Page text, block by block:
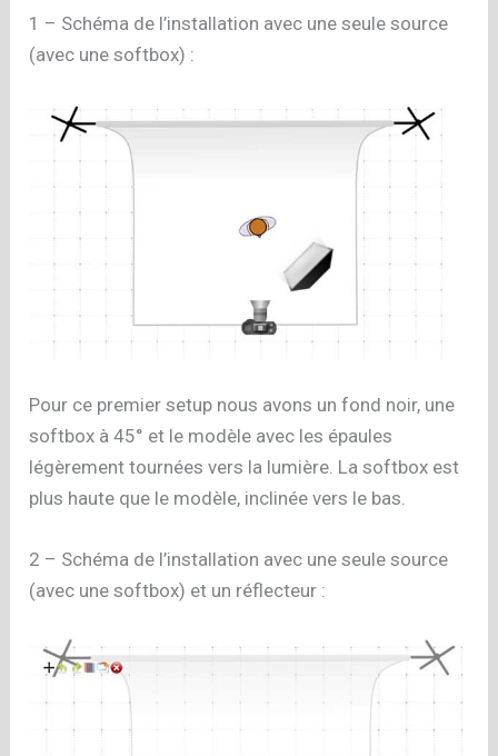
1 – Schéma de l’installation avec une seule source
(avec une softbox) :
Pour ce premier setup nous avons un fond noir, une
softbox à 45° et le modèle avec les épaules
légèrement tournées vers la lumière. La softbox est
plus haute que le modèle, inclinée vers le bas.
2 – Schéma de l’installation avec une seule source
(avec une softbox) et un réflecteur :